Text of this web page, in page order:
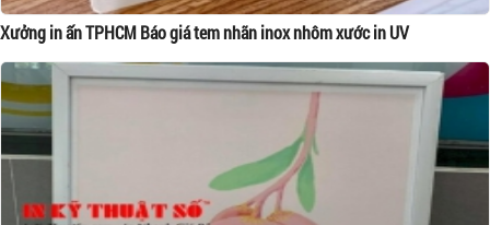
Xưởng in ấn TPHCM Báo giá tem nhãn inox nhôm xước in UV